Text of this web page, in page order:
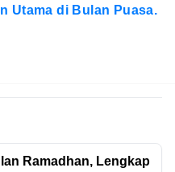
Utama di Bulan Puasa.
Ramadhan, Lengkap